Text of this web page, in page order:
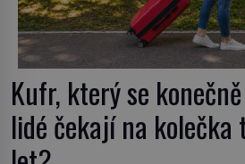
Kufr, který se
lidé čekají na